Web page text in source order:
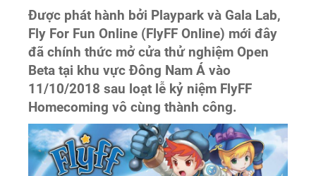
Được phát hành bởi Playpark và Gala Lab,
Fly For Fun Online (FlyFF Online) mới đây
đã chính thức mở cửa thử nghiệm Open
Beta tại khu vực Đông Nam Á vào
11/10/2018 sau loạt lễ kỷ niệm FlyFF
Homecoming vô cùng thành công.